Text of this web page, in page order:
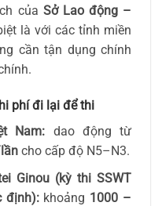
của Sở Lao động –
là với các tỉnh miền
cần tận dụng chính
phí đi lại để thi
Nam: dao động từ
cho cấp độ N5–N3.
Ginou (kỳ thi SSWT
định):khoảng 1000 –